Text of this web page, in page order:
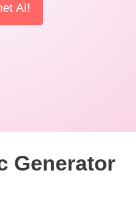
AI!
Generator